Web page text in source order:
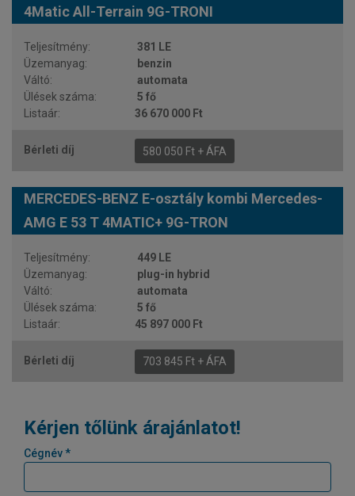
4Matic All-Terrain 9G-TRONI
381 LE
benzin
automata
5 fő
36 670 000 Ft
580 050 Ft + ÁFA
MERCEDES-BENZ E-osztály kombi Mercedes-
AMG E 53 T 4MATIC+ 9G-TRON
449 LE
plug-in hybrid
automata
5 fő
45 897 000 Ft
703 845 Ft + ÁFA
Kérjen tőlünk árajánlatot!
Cégnév *